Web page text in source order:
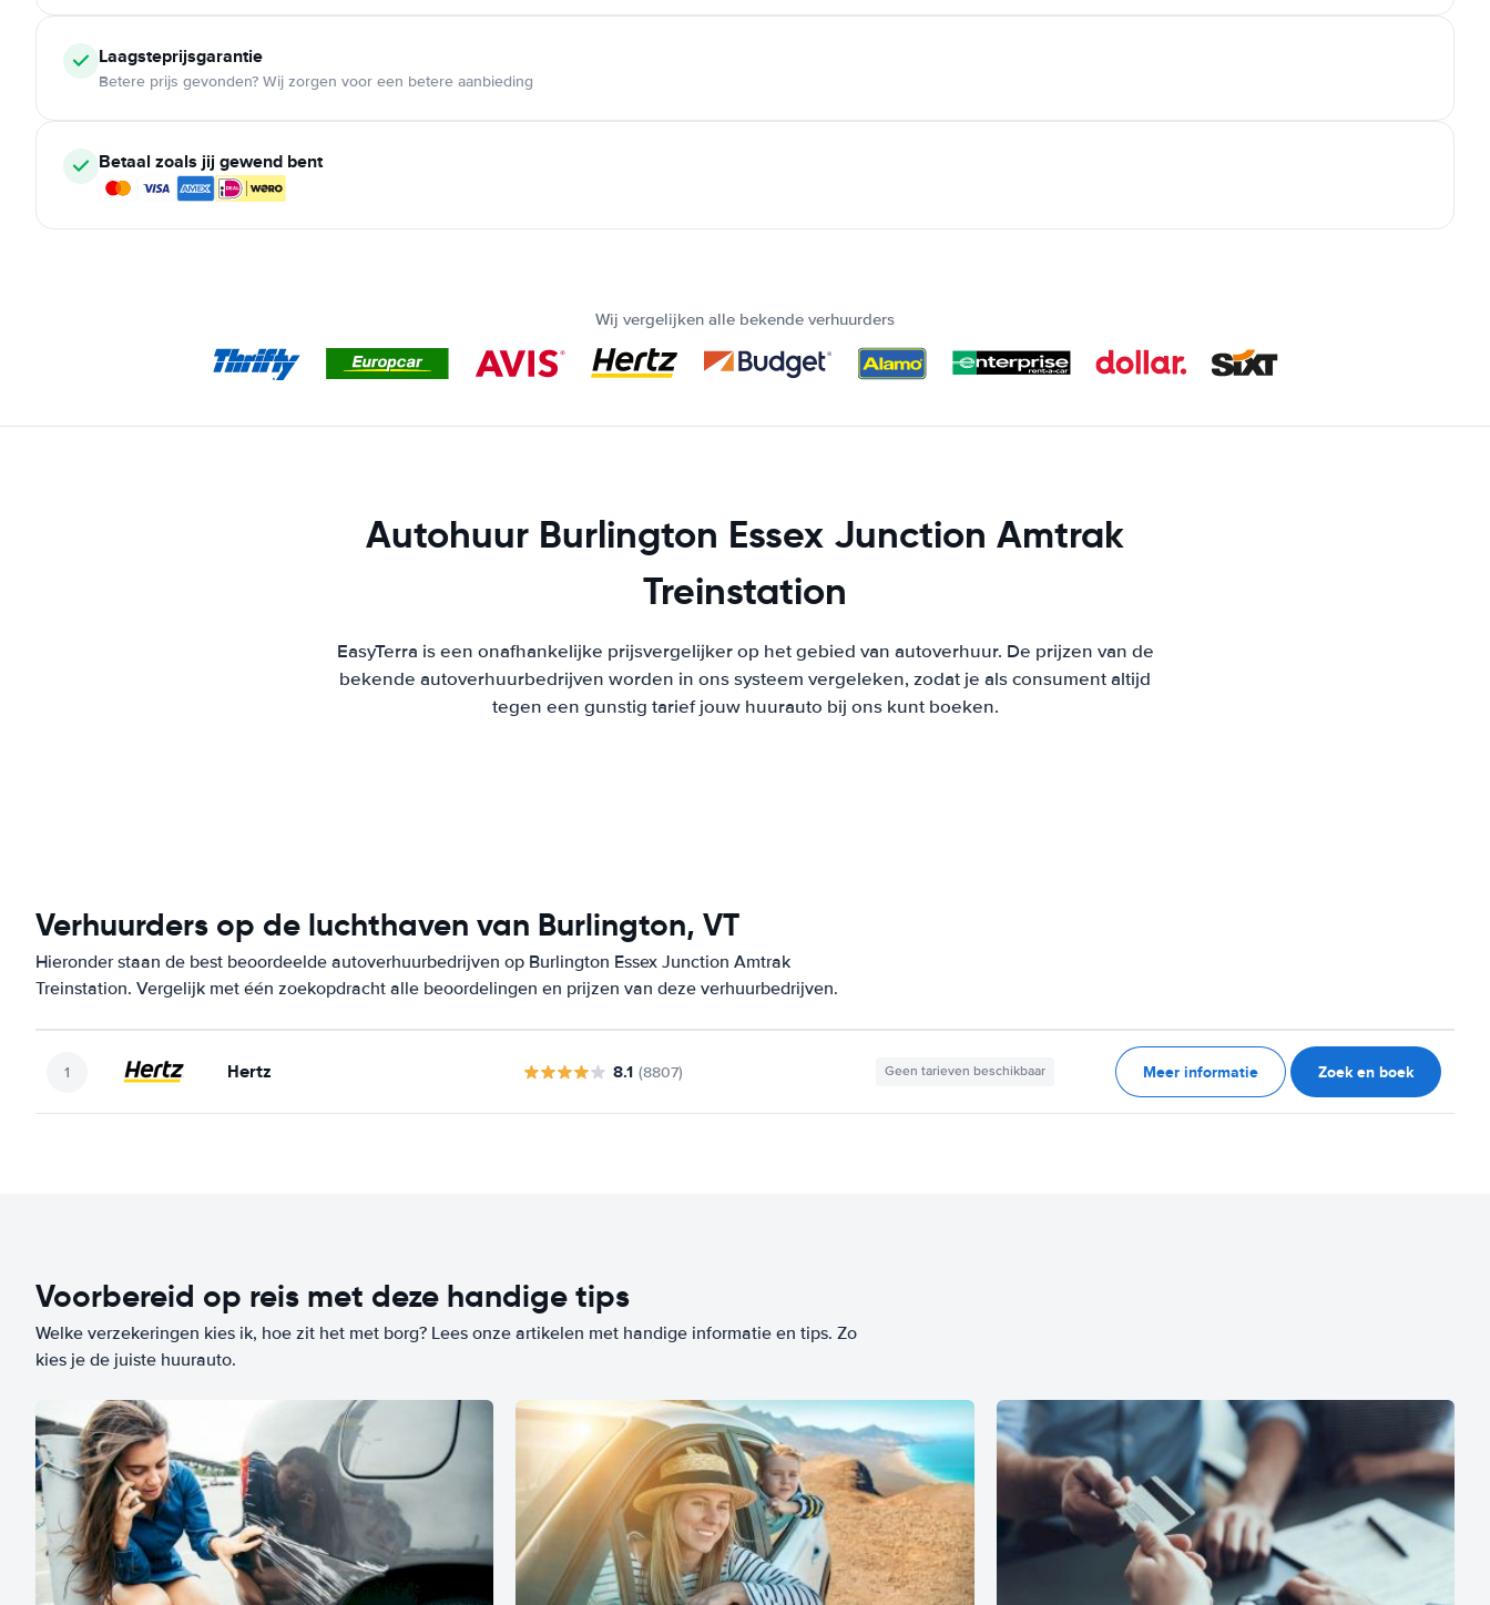
Laagsteprijsgarantie
Betere prijs gevonden? Wij zorgen voor een betere aanbieding
Betaal zoals jij gewend bent
Wij vergelijken alle bekende verhuurders
Autohuur Burlington Essex Junction Amtrak
Treinstation
EasyTerra is een onafhankelijke prijsvergelijker op het gebied van autoverhuur. De prijzen van de
bekende autoverhuurbedrijven worden in ons systeem vergeleken, zodat je als consument altijd
tegen een gunstig tarief jouw huurauto bij ons kunt boeken.
Verhuurders op de luchthaven van Burlington, VT
Hieronder staan de best beoordeelde autoverhuurbedrijven op Burlington Essex Junction Amtrak
Treinstation. Vergelijk met één zoekopdracht alle beoordelingen en prijzen van deze verhuurbedrijven.
Hertz 8.1 (8807) Geen tarieven beschikbaar Meer informatie Zoek en boek
Voorbereid op reis met deze handige tips
Welke verzekeringen kies ik, hoe zit het met borg? Lees onze artikelen met handige informatie en tips. Zo
kies je de juiste huurauto.